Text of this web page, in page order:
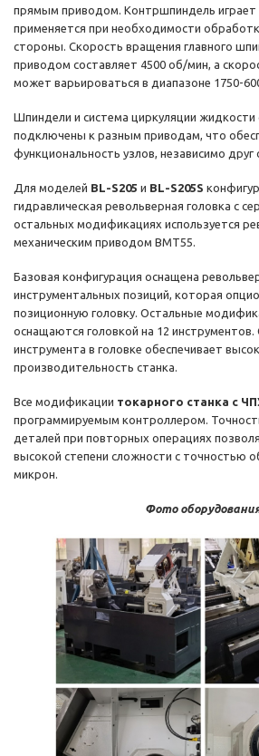
прямым приводом. Контршпиндель играет
применяется при необходимости
стороны. Скорость вращения главного
приводом составляет 4500 об/мин, а
может варьироваться в диапазоне 1750-
Шпиндели и система циркуляции
подключены к разным приводам, что
функциональность узлов, независимо друг
Для моделей BL-S205 и BL-S205S
гидравлическая револьверная головка с
остальных модификациях используется
механическим приводом BMT55.
Базовая конфигурация оснащена
инструментальных позиций, которая
позиционную головку. Остальные
оснащаются головкой на 12
инструмента в головке обеспечивает
производительность станка.
Все модификации токарного станка с
программируемым контроллером.
деталей при повторных операциях
высокой степени сложности с точностью
микрон.
Фото